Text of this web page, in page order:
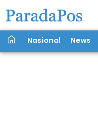
Nasional News